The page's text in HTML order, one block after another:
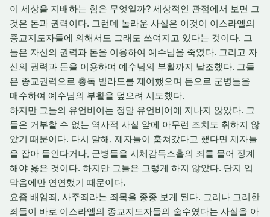
이 세상을 지배하는 힘은 무엇일까? 세상적인 관점에서 보면 그
것은 돈과 권력이다. 그런데 놀라운 사실은 이것이 이스라엘의
종교지도자들에 의해서도 그래도 쓰여지고 있다는 것이다. 그
들은 자신의 권력과 돈을 이용하여 예수님을 죽였다. 그리고 자
신의 권력과 돈을 이용하여 예수님의 부활까지 날조했다. 그들
은 종교권력으로 총독 빌라도를 제어했으며 돈으로 군병들을
매수하여 예수님의 부활을 덮으려 시도했다.
하지만 그들의 유언비어는 정말 유언비어에 지나지 않았다. 그
들은 거부할 수 없는 역사적 사실 앞에 아무런 조치도 취하지 않
았기 때문이다. 다시 말해, 제자들이 훔쳐갔다고 했다면 제자들
을 잡아 들인다거나, 군병들을 시체감독소홀의 죄를 물어 징계
해야 옳은 것이다. 하지만 그들은 그렇게 하지 않았다. 단지 입
막음에만 연연했기 때문이다.
요즘 배임죄, 사주죄라는 죄목을 종종 보게 된다. 그러나 그러한
죄들이 바로 이스라엘의 종교지도자들의 술수였다는 사실을 아